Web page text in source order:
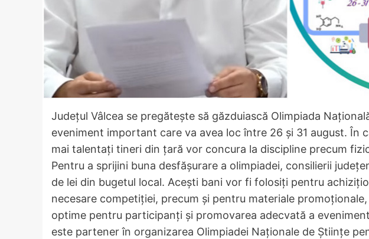
Județul Vâlcea se pregătește să găzduiască Olimpiada
eveniment important care va avea loc între 26 și 31 august. În
mai talentați tineri din țară vor concura la discipline precum
Pentru a sprijini buna desfășurare a olimpiadei, consilierii
de lei din bugetul local. Acești bani vor fi folosiți pentru
necesare competiției, precum și pentru materiale
optime pentru participanți și promovarea adecvată a
este partener în organizarea Olimpiadei Naționale de Științe